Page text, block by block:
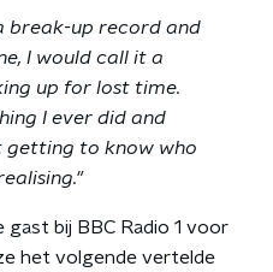
break-up record and
I would call it a
up for lost time.
I ever did and
getting to know who
bij BBC Radio 1 voor
het volgende vertelde